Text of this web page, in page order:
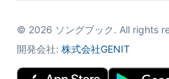
© 2026 ソングブック. All rights
開発会社: 株式会社GENIT